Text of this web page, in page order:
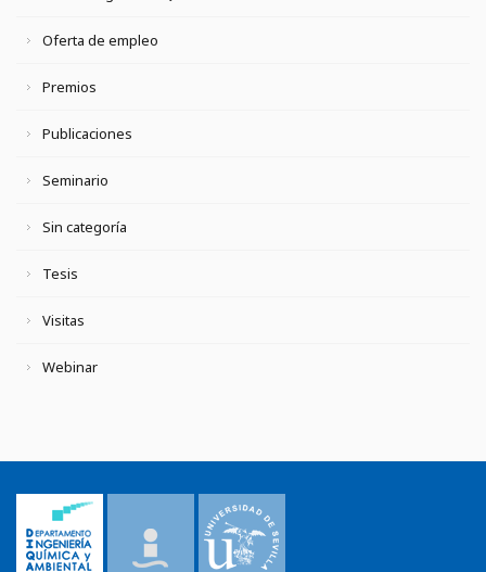
Oferta de empleo
Premios
Publicaciones
Seminario
Sin categoría
Tesis
Visitas
Webinar